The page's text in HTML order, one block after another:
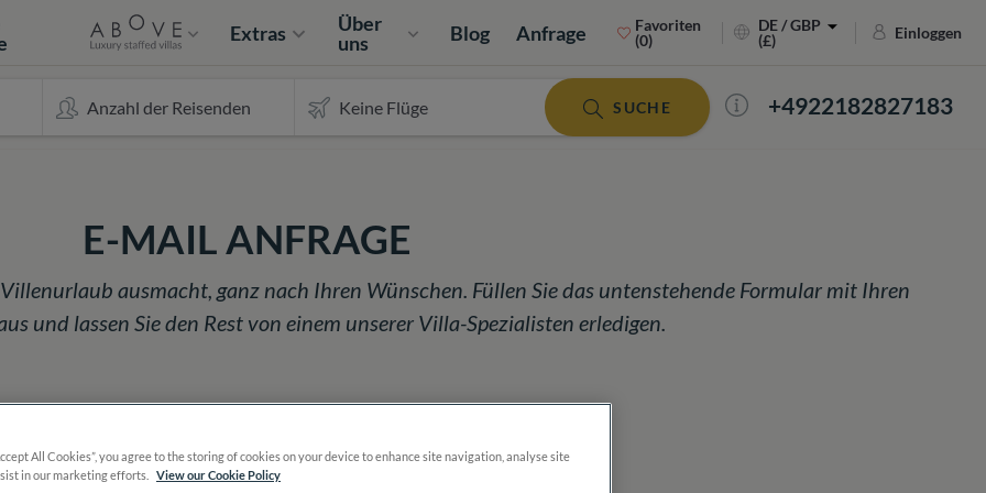
Extras
Über
uns
Blog Anfrage
Favoriten
(0)
DE / GBP
(£)
Einloggen
+4922182827183
SUCHE
E-MAIL ANFRAGE
ausmacht, ganz nach Ihren Wünschen. Füllen Sie das untenstehende Formular mit Ihren
und lassen Sie den Rest von einem unserer Villa-Spezialisten erledigen.
All Cookies”, you agree to the storing of cookies on your device to enhance site navigation, analyse site
in our marketing efforts.
View our Cookie Policy